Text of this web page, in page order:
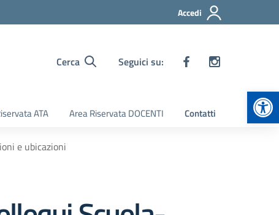
Accedi
Cerca Seguici su:
ATA Area Riservata DOCENTI Contatti
e ubicazioni